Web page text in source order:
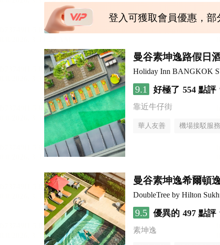
登入可獲取會員優惠，
曼谷素坤逸路假日
Holiday Inn BANGKOK
9.1 好極了 554 點評
靠近牛仔街
華人友善 機場接駁服務
曼谷素坤逸希爾頓
DoubleTree by Hilton
9.5 優異的 497 點評
素坤逸